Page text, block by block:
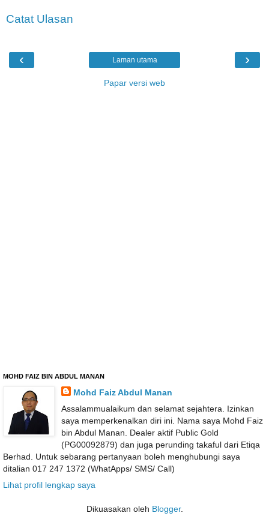
Catat Ulasan
‹ ›
Laman utama
Papar versi web
MOHD FAIZ BIN ABDUL MANAN
Mohd Faiz Abdul Manan
Assalammualaikum dan selamat sejahtera. Izinkan
saya memperkenalkan diri ini. Nama saya Mohd Faiz
bin Abdul Manan. Dealer aktif Public Gold
(PG00092879) dan juga perunding takaful dari Etiqa
Berhad. Untuk sebarang pertanyaan boleh menghubungi saya
ditalian 017 247 1372 (WhatApps/ SMS/ Call)
Lihat profil lengkap saya
Dikuasakan oleh Blogger.